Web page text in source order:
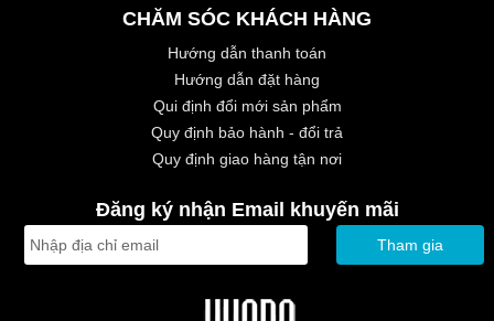
CHĂM SÓC KHÁCH HÀNG
Hướng dẫn thanh toán
Hướng dẫn đặt hàng
Qui định đổi mới sản phẩm
Quy định bảo hành - đổi trả
Quy định giao hàng tận nơi
Đăng ký nhận Email khuyến mãi
Tham gia